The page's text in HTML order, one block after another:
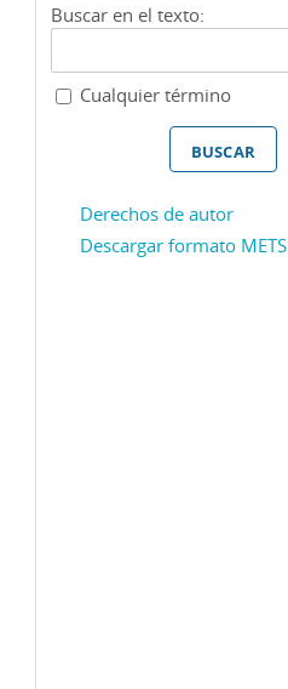
Buscar en el texto:
Cualquier término
Derechos de autor
Descargar formato METS